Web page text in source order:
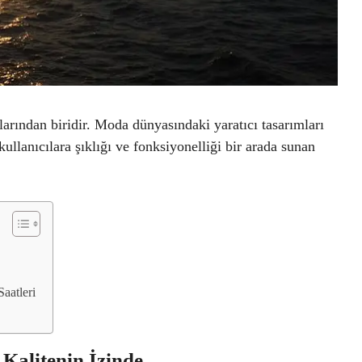
biridir. Moda dünyasındaki yaratıcı tasarımları
şıklığı ve fonksiyonelliği bir arada sunan